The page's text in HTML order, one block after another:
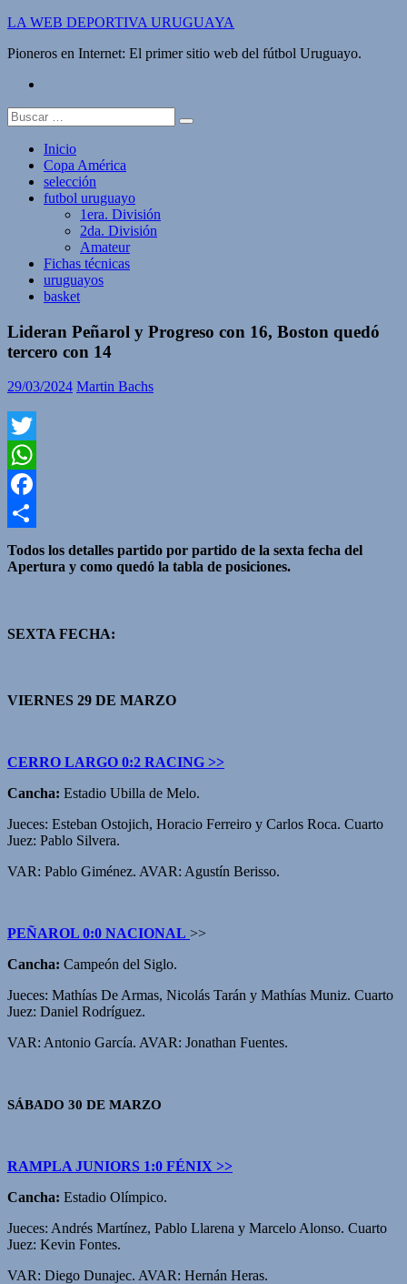
Saltar
contenido
LA WEB DEPORTIVA URUGUAYA
Pioneros en Internet: El primer sitio web del fútbol Uruguayo.
Buscar:
Inicio
Copa América
selección
futbol uruguayo
1era. División
2da. División
Amateur
Fichas técnicas
uruguayos
basket
Lideran Peñarol y Progreso con 16, Boston quedó
tercero con 14
29/03/2024 Martin Bachs
Twitter
WhatsApp
Facebook
Compartir
Todos los detalles partido por partido de la sexta fecha del
Apertura y como quedó la tabla de posiciones.
SEXTA FECHA:
VIERNES 29 DE MARZO
CERRO LARGO 0:2 RACING >>
Cancha: Estadio Ubilla de Melo.
Jueces: Esteban Ostojich, Horacio Ferreiro y Carlos Roca. Cuarto
Juez: Pablo Silvera.
VAR: Pablo Giménez. AVAR: Agustín Berisso.
PEÑAROL 0:0 NACIONAL >>
Cancha: Campeón del Siglo.
Jueces: Mathías De Armas, Nicolás Tarán y Mathías Muniz. Cuarto
Juez: Daniel Rodríguez.
VAR: Antonio García. AVAR: Jonathan Fuentes.
SÁBADO 30 DE MARZO
RAMPLA JUNIORS 1:0 FÉNIX >>
Cancha: Estadio Olímpico.
Jueces: Andrés Martínez, Pablo Llarena y Marcelo Alonso. Cuarto
Juez: Kevin Fontes.
VAR: Diego Dunajec. AVAR: Hernán Heras.